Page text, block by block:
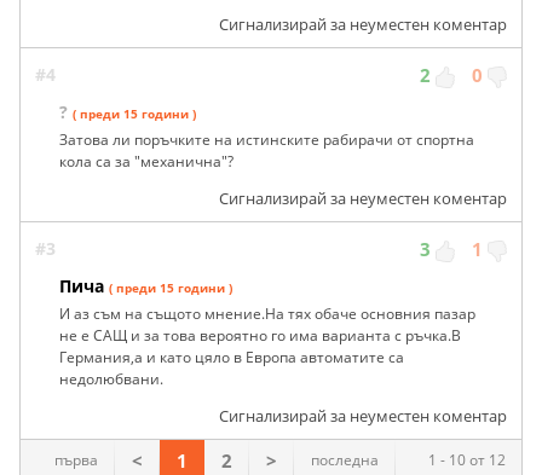
Сигнализирай за неуместен коментар
#4 2 0
? ( преди 15 години )
Затова ли поръчките на истинските рабирачи от спортна
кола са за "механична"?
Сигнализирай за неуместен коментар
#3 3 1
Пича ( преди 15 години )
И аз съм на същото мнение.На тях обаче основния пазар
не е САЩ и за това вероятно го има варианта с ръчка.В
Германия,а и като цяло в Европа автоматите са
недолюбвани.
Сигнализирай за неуместен коментар
1 - 10 от 12
първа < 1 2 > последна